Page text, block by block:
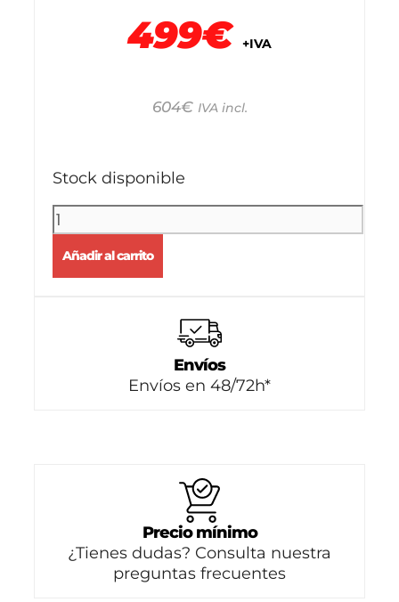
499€ +IVA
604€ IVA incl.
Stock disponible
Añadir al carrito
Envíos
Envíos en 48/72h*
Precio mínimo
¿Tienes dudas? Consulta nuestra
preguntas frecuentes